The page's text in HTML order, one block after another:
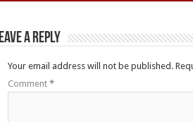
a Reply
Your email address will not be published.
Comment *